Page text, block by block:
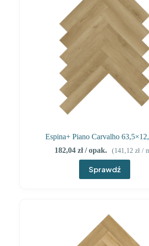
Espina+ Piano Carvalho
182,04 zł/ opak. (141,12 zł/
Sprawdź